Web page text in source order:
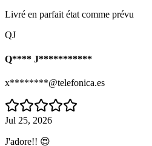
Livré en parfait état comme prévu
QJ
Q**** J***********
x********@telefonica.es
Jul 25, 2026
J'adore!! 😍